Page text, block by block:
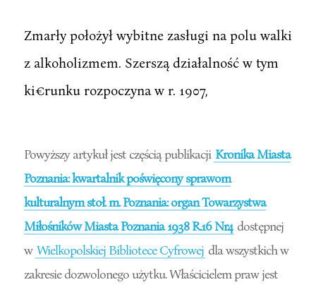
Zmarły położył wybitne zasługi na polu walki
z alkoholizmem. Szerszą działalność w tym
ki€runku rozpoczyna w r. 1907,
Powyższy artykuł jest częścią publikacji Kronika Miasta
Poznania: kwartalnik poświęcony sprawom
kulturalnym stoł. m. Poznania: organ Towarzystwa
Miłośników Miasta Poznania 1938 R.16 Nr4 dostępnej
w Wielkopolskiej Bibliotece Cyfrowej dla wszystkich w
zakresie dozwolonego użytku. Właścicielem praw jest